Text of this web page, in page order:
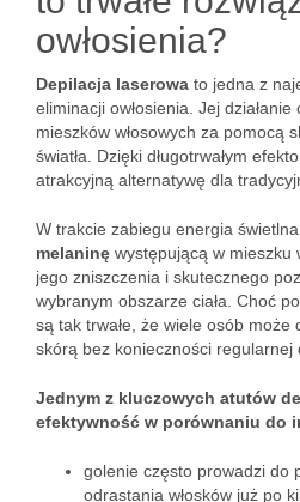
owłosienia?
Depilacja laserowa to jedna z
eliminacji owłosienia. Jej
mieszków włosowych za pomocą
światła. Dzięki długotrwałym
atrakcyjną alternatywę dla
W trakcie zabiegu energia
melaninę występującą w mieszku
jego zniszczenia i skutecznego
wybranym obszarze ciała. Choć
są tak trwałe, że wiele osób może
skórą bez konieczności regularnej
Jednym z kluczowych atutów
efektywność w porównaniu do
golenie często prowadzi do
odrastania włosków już po